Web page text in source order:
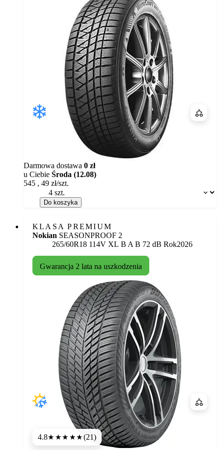
Dostępność:
Darmowa dostawa 0 zł
u Ciebie Środa (12.08)
545 , 49 zł/szt.
Do koszyka
KLASA PREMIUM
Nokian SEASONPROOF 2
265/60R18 114V XL Etykieta:
B A B 72 dB Rok2026
Gwarancja 2 lata na uszkodzenia
4.8★★★★★(21)